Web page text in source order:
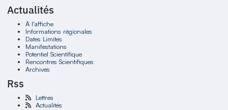
Actualités
À l'affiche
Informations régionales
Dates Limites
Manifestations
Potentiel Scientifique
Rencontres Scientifiques
Archives
Rss
Lettres
Actualités